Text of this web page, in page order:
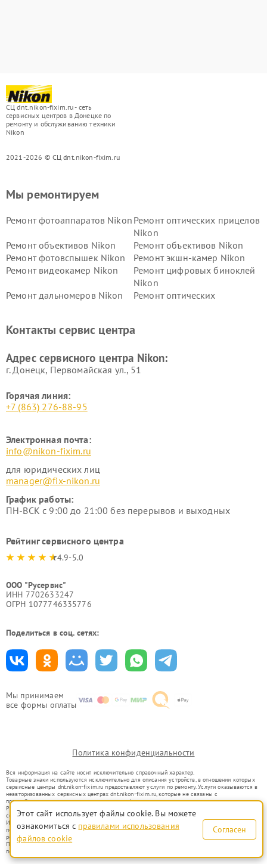
СЦ dnt.nikon-fixim.ru - сеть
сервисных центров в Донецке по
ремонту и обслуживанию техники
Nikon
2021-2026 © СЦ dnt.nikon-fixim.ru
Мы принимаем
все формы оплаты
Мы ремонтируем
Ремонт фотоаппаратов Nikon Ремонт оптических прицелов
Nikon
Ремонт объективов Nikon
Ремонт объективов Nikon
Ремонт фотовспышек Nikon
Ремонт экшн-камер Nikon
Ремонт видеокамер Nikon
Ремонт цифровых биноклей
Nikon
Ремонт дальномеров Nikon
Ремонт оптических
Контакты сервис центра
Адрес сервисного центра Nikon:
г. Донецк, Первомайская ул., 51
Горячая линия:
+7 (863) 276-88-95
Электронная почта:
info@nikon-fixim.ru
для юридических лиц
manager@fix-nikon.ru
График работы:
ПН-ВСК с 9:00 до 21:00 без перерывов и выходных
Рейтинг сервисного центра
4.9-5.0
ООО "Русервис"
ИНН 7702633247
ОГРН 1077746335776
Поделиться в соц. сетях:
Политика конфиденциальности
Вся информация на сайте носит исключительно справочный характер.
Товарные знаки используются исключительно для описания устройств, в отношении которых
сервисные центры dnt.nikon-fixim.ru предоставляют услуги по ремонту. Услуги оказываются в
неавторизованных сервисных центрах dnt.nikon-fixim.ru, которые не связаны с
правообладателями товарных знаков или их официальными представителями.
Ремонт осуществляется для устройств, уже введенных в гражданский оборот в соответствии
со статьей 1487 ГК РФ.
Использование товарных знаков не преследует цели индивидуализации услуг или введения
потребителей в заблуждение, а служит для информирования о предоставляемых услугах по
ремонту техники указанных брендов.
Представленная на сайте информация не является публичной офертой, определяемой
положениями Статьи 437(2) Гражданского кодекса РФ
Этот сайт использует файлы cookie. Вы можете
ознакомиться с правилами использования
файлов cookie
Согласен